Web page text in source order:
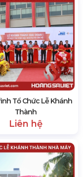
Tổ Chức Lễ Khánh
Thành
Liên hệ